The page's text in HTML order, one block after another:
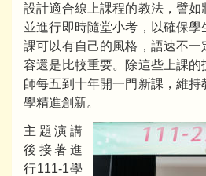
設計適合線上課程的教法，譬如
並進行即時隨堂小考，以確保
課可以有自己的風格，語速不
容還是比較重要。除這些上課
師每五到十年開一門新課，維
學精進創新。
主題演講
後接著進
行111-1學